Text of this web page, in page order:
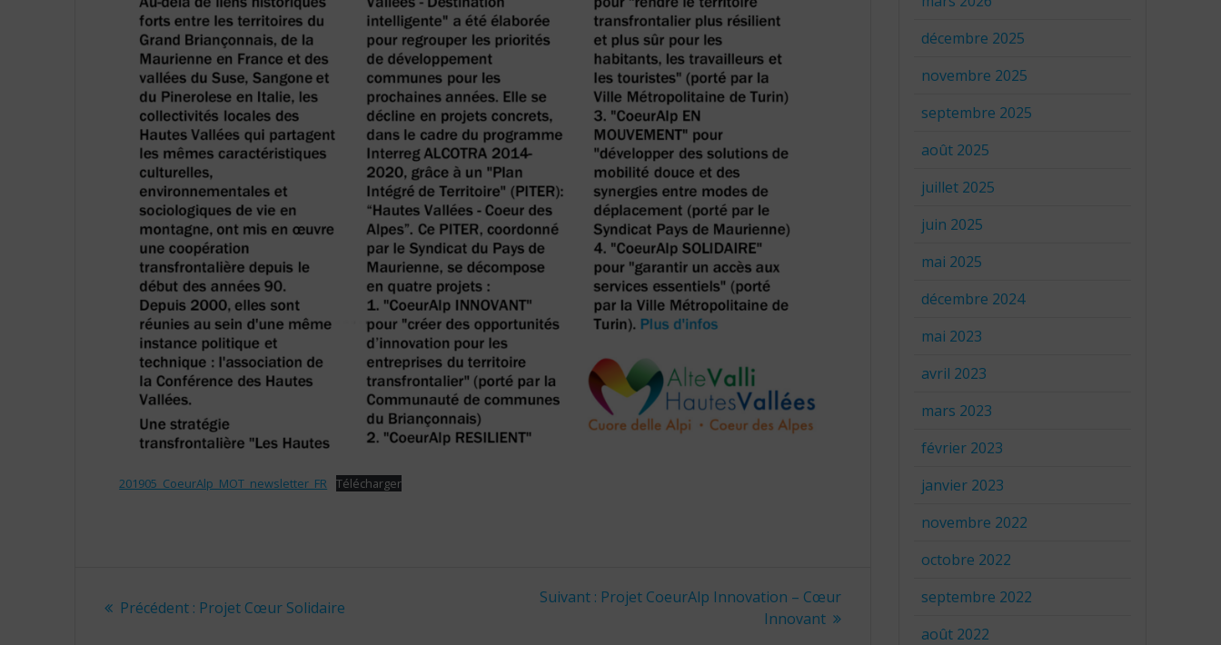
201905_CoeurAlp_MOT_newsletter_FR Télécharger
Précédent : Article
Projet Cœur Solidaire
Suivant : Article
Projet CoeurAlp Innovation – Cœur
Innovant
décembre 2025
novembre 2025
septembre 2025
août 2025
juillet 2025
juin 2025
mai 2025
décembre 2024
mai 2023
avril 2023
mars 2023
février 2023
janvier 2023
novembre 2022
octobre 2022
septembre 2022
août 2022